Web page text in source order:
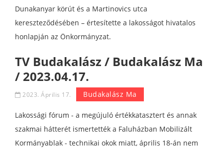
Dunakanyar körút és a Martinovics utca
kereszteződésében – értesítette a lakosságot hivatalos
honlapján az Önkormányzat.
TV Budakalász / Budakalász Ma
/ 2023.04.17.
2023. Április 17. Budakalász Ma
Lakossági fórum - a megújuló értékkatasztert és annak
szakmai hátterét ismertették a Faluházban Mobilizált
Kormányablak - technikai okok miatt, április 18-án nem